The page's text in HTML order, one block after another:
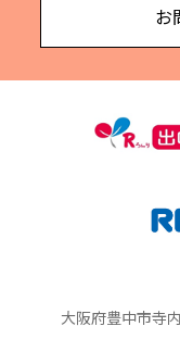
お
大阪府豊中市寺